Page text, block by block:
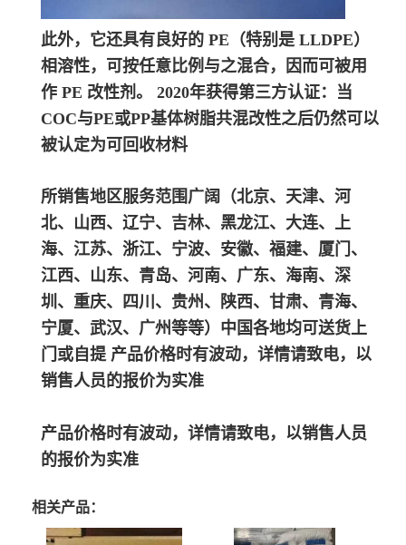
此外，它还具有良好的 PE（特别是 LLDPE）
相溶性，可按任意比例与之混合，因而可被用
作 PE 改性剂。 2020年获得第三方认证：当
COC与PE或PP基体树脂共混改性之后仍然可以
被认定为可回收材料
所销售地区服务范围广阔（北京、天津、河
北、山西、辽宁、吉林、黑龙江、大连、上
海、江苏、浙江、宁波、安徽、福建、厦门、
江西、山东、青岛、河南、广东、海南、深
圳、重庆、四川、贵州、陕西、甘肃、青海、
宁厦、武汉、广州等等）中国各地均可送货上
门或自提 产品价格时有波动，详情请致电，以
销售人员的报价为实准
产品价格时有波动，详情请致电，以销售人员
的报价为实准
相关产品：